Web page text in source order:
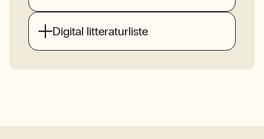
Digital litteraturliste